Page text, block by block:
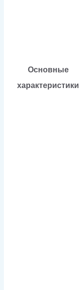
Основные
характеристики